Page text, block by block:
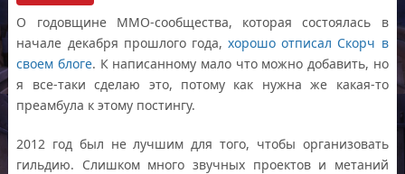
О годовщине ММО-сообщества, которая состоялась в
начале декабря прошлого года,хорошо отписал Скорч в
своем блоге. К написанному мало что можно добавить, но
я все-таки сделаю это, потому как нужна же какая-то
преамбула к этому постингу.
2012 год был не лучшим для того, чтобы организовать
гильдию. Слишком много звучных проектов и метаний